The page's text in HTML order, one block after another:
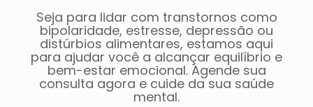
Seja para lidar com transtornos como
bipolaridade, estresse, depressão ou
distúrbios alimentares, estamos aqui
para ajudar você a alcançar equilíbrio e
bem-estar emocional. Agende sua
consulta agora e cuide da sua saúde
mental.